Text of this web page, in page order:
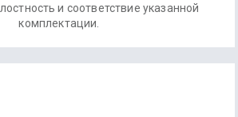
и соответствие указанной
комплектации.